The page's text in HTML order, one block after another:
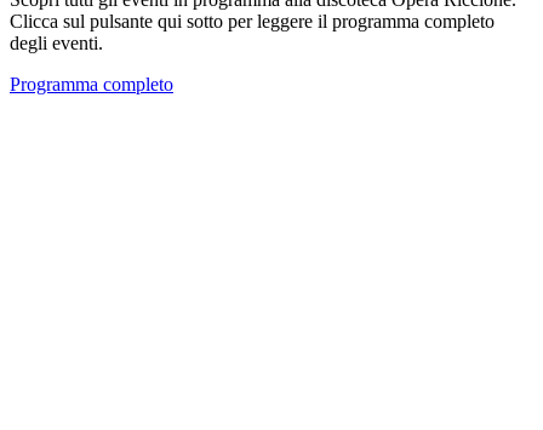
Clicca sul pulsante qui sotto per leggere il programma completo
degli eventi.
Programma completo